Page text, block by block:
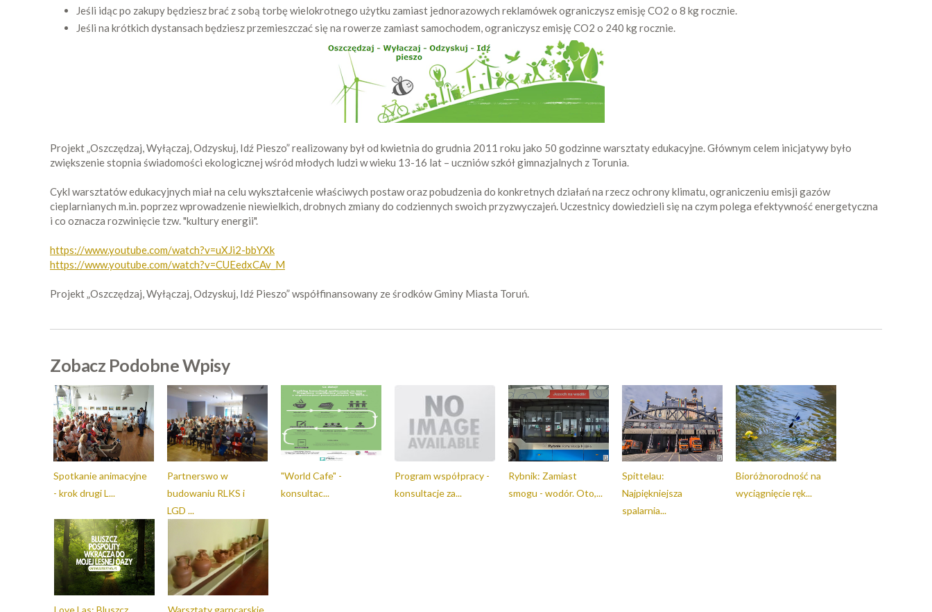
Jeśli idąc po zakupy będziesz brać z sobą torbę wielokrotnego użytku zamiast jednorazowych reklamówek ograniczysz emisję CO2 o 8 kg rocznie.
Jeśli na krótkich dystansach będziesz przemieszczać się na rowerze zamiast samochodem, ograniczysz emisję CO2 o 240 kg rocznie.
Projekt „Oszczędzaj, Wyłączaj, Odzyskuj, Idź Pieszo” realizowany był od kwietnia do grudnia 2011 roku jako 50 godzinne warsztaty edukacyjne. Głównym celem inicjatywy było
zwiększenie stopnia świadomości ekologicznej wśród młodych ludzi w wieku 13-16 lat – uczniów szkół gimnazjalnych z Torunia.
Cykl warsztatów edukacyjnych miał na celu wykształcenie właściwych postaw oraz pobudzenia do konkretnych działań na rzecz ochrony klimatu, ograniczeniu emisji gazów
cieplarnianych m.in. poprzez wprowadzenie niewielkich, drobnych zmiany do codziennych swoich przyzwyczajeń. Uczestnicy dowiedzieli się na czym polega efektywność energetyczna
i co oznacza rozwinięcie tzw. "kultury energii".
https://www.youtube.com/watch?v=uXJi2-bbYXk
https://www.youtube.com/watch?v=CUEedxCAv_M
Projekt „Oszczędzaj, Wyłączaj, Odzyskuj, Idź Pieszo” współfinansowany ze środków Gminy Miasta Toruń.
Zobacz Podobne Wpisy
Spotkanie animacyjne
- krok drugi L...
Partnerswo w
budowaniu RLKS i
LGD ...
"World Cafe" -
konsultac...
Program współpracy -
konsultacje za...
Rybnik: Zamiast
smogu - wodór. Oto,...
Spittelau:
Najpiękniejsza
spalarnia...
Bioróżnorodność na
wyciągnięcie ręk...
Love Las: Bluszcz
Warsztaty garncarskie